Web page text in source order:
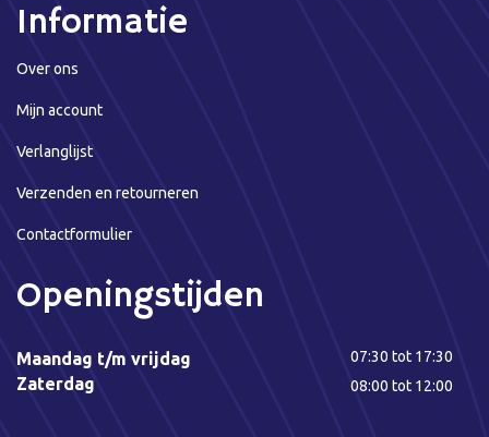
Informatie
Over ons
Mijn account
Verlanglijst
Verzenden en retourneren
Contactformulier
Openingstijden
Maandag t/m vrijdag
Zaterdag
07:30 tot 17:30
08:00 tot 12:00